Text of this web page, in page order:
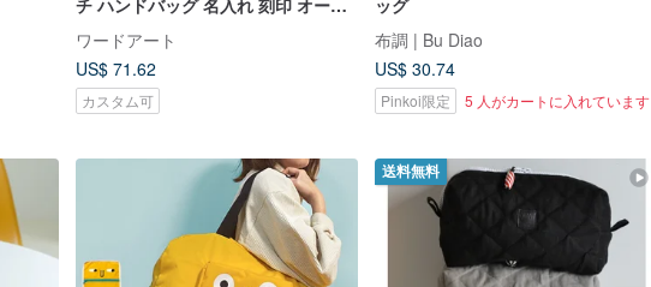
ワードアート
US$ 71.62
カスタム可
布調 | Bu Diao
US$ 30.74
Pinkoi限定 5 人がカートに入れています
送料無料